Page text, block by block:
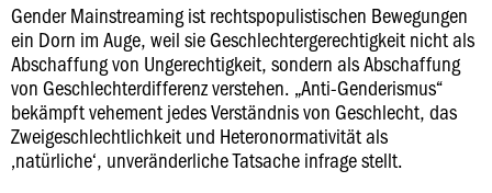
Gender Mainstreaming ist rechtspopulistischen Bewegungen
ein Dorn im Auge, weil sie Geschlechtergerechtigkeit nicht als
Abschaffung von Ungerechtigkeit, sondern als Abschaffung
von Geschlechterdifferenz verstehen. „Anti-Genderismus“
bekämpft vehement jedes Verständnis von Geschlecht, das
Zweigeschlechtlichkeit und Heteronormativität als
‚natürliche‘, unveränderliche Tatsache infrage stellt.